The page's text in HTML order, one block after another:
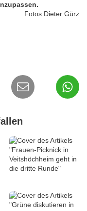
Fotos Dieter Gürz